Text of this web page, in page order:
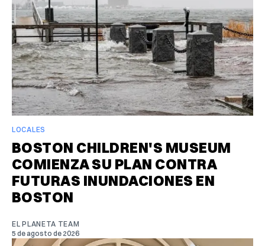
LOCALES
BOSTON CHILDREN'S MUSEUM
COMIENZA SU PLAN CONTRA
FUTURAS INUNDACIONES EN
BOSTON
EL PLANETA TEAM
5 de agosto de 2026